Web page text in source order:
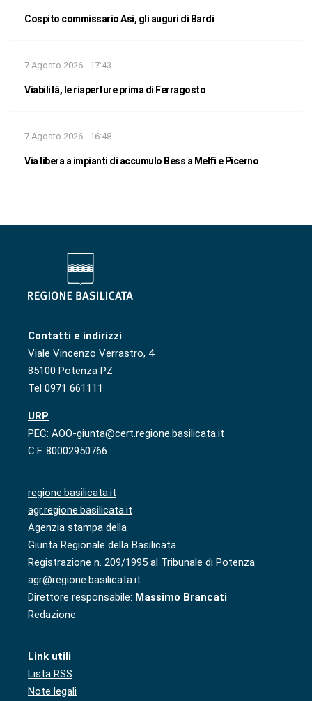
Cospito commissario Asi, gli auguri di Bardi
7 Agosto 2026 - 17:43
Viabilità, le riaperture prima di Ferragosto
7 Agosto 2026 - 16:48
Via libera a impianti di accumulo Bess a Melfi e Picerno
Contatti e indirizzi
Viale Vincenzo Verrastro, 4
85100 Potenza PZ
Tel 0971 661111
URP
PEC: AOO-giunta@cert.regione.basilicata.it
C.F. 80002950766
regione.basilicata.it
agr.regione.basilicata.it
Agenzia stampa della
Giunta Regionale della Basilicata
Registrazione n. 209/1995 al Tribunale di Potenza
agr@regione.basilicata.it
Direttore responsabile: Massimo Brancati
Redazione
Link utili
Lista RSS
Note legali